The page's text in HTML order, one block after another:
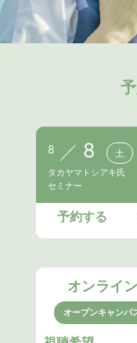
8 8 土
タカヤマトシアキ氏
セミナー
予約する
オンライン
オープンキャンパ